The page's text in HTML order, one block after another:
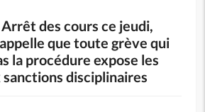
des cours ce jeudi,
que toute grève qui
la procédure expose les
disciplinaires